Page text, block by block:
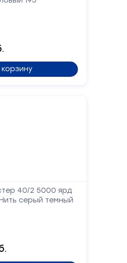
корзину
40/2 5000 ярд
серый темный
Заполните
форму,
Телефон